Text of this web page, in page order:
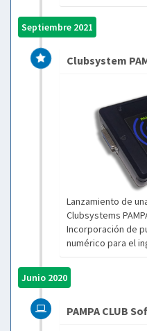
Septiembre 2021
Clubsystem
Lanzamiento de
Clubsystems
Incorporación de
numérico para el
Junio 2020
PAMPA CLUB